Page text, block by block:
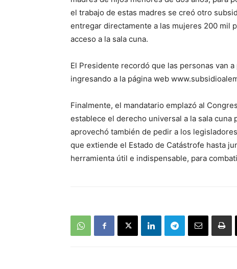
el trabajo de estas madres se creó otro
entregar directamente a las mujeres 200 mil
acceso a la sala cuna.
El Presidente recordó que las personas van
ingresando a la página web
Finalmente, el mandatario emplazó al
establece el derecho universal a la sala
aprovechó también de pedir a los
que extiende el Estado de Catástrofe hasta
herramienta útil e indispensable, para